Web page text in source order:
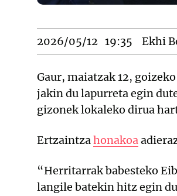
2026/05/12 19:35 Ekhi
Gaur, maiatzak 12,
jakin du lapurreta egin
gizonek lokaleko dirua
Ertzaintzahonakoa
“Herritarrak babesteko
langile batekin hitz egin